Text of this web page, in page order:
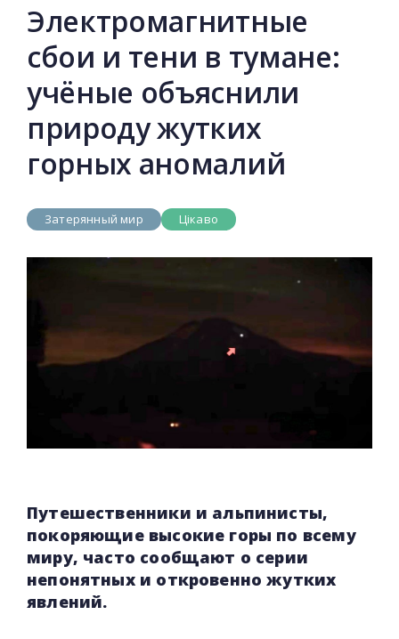
Электромагнитные
сбои и тени в тумане:
учёные объяснили
природу жутких
горных аномалий
Затерянный мир Цікаво
Путешественники и альпинисты,
покоряющие высокие горы по всему
миру, часто сообщают о серии
непонятных и откровенно жутких
явлений.